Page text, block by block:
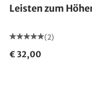
Leisten zum
(2)
€ 32,00